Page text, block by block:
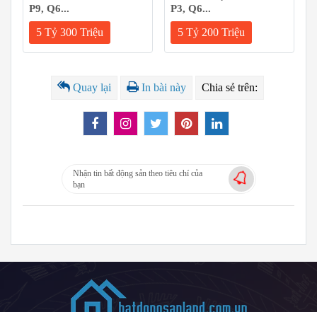
P9, Q6...
5 Tỷ 300 Triệu
P3, Q6...
5 Tỷ 200 Triệu
Quay lại In bài này Chia sẻ trên:
Nhận tin bất động sản theo tiêu chí của
bạn